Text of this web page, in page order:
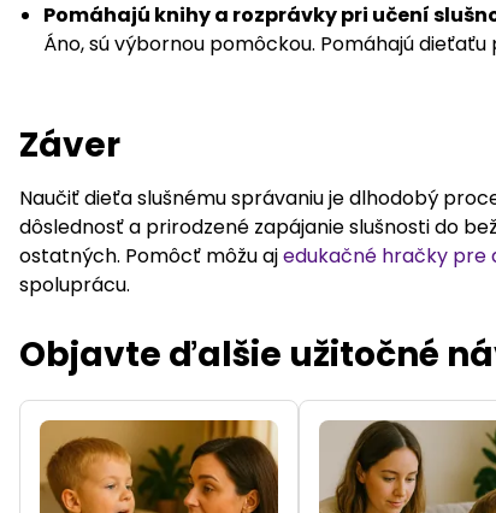
Pomáhajú knihy a rozprávky pri učení
Áno, sú výbornou pomôckou. Pomáhajú
Záver
Naučiť dieťa slušnému správaniu je dlhodobý
dôslednosť a prirodzené zapájanie slušnosti do
ostatných. Pomôcť môžu ajedukačné hračky pre
spoluprácu.
Objavte ďalšie užitočné